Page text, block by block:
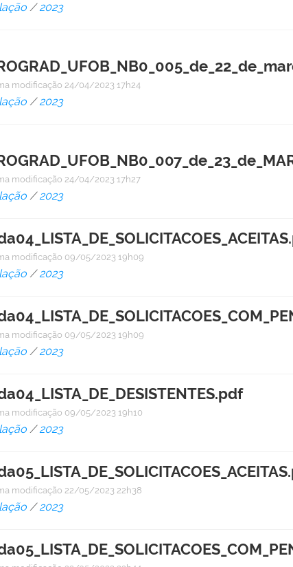
/2023
modificação 24/04/2023 17h24
/2023
modificação 24/04/2023 17h27
/2023
modificação 09/05/2023 19h09
/2023
modificação 09/05/2023 19h09
/2023
modificação 09/05/2023 19h10
/2023
modificação 22/05/2023 22h38
/2023